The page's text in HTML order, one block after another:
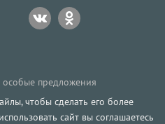
предложения
чтобы сделать его более
сайт вы соглашаетесь